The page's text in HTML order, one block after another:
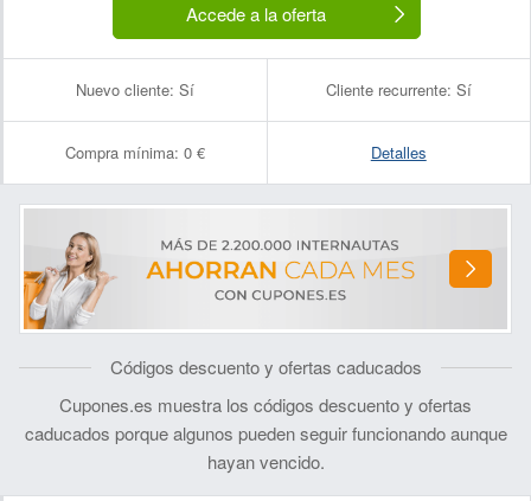
Accede a la oferta
Nuevo cliente: Sí Cliente recurrente: Sí
Compra mínima: 0 € Detalles
Códigos descuento y ofertas caducados
Cupones.es muestra los códigos descuento y ofertas
caducados porque algunos pueden seguir funcionando aunque
hayan vencido.